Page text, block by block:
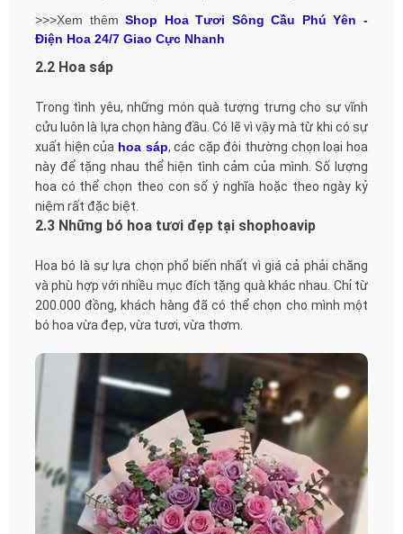
>>>Xem thêmShop Hoa Tươi Sông Cầu Phú Yên -
Điện Hoa 24/7 Giao Cực Nhanh
2.2 Hoa sáp
Trong tình yêu, những món quà tượng trưng cho sự vĩnh
cửu luôn là lựa chọn hàng đầu. Có lẽ vì vậy mà từ khi có sự
xuất hiện của hoa sáp, các cặp đôi thường chọn loại hoa
này để tặng nhau thể hiện tình cảm của mình. Số lượng
hoa có thể chọn theo con số ý nghĩa hoặc theo ngày kỷ
niệm rất đặc biệt.
2.3 Những bó hoa tươi đẹp tại shophoavip
Hoa bó là sự lựa chọn phổ biến nhất vì giá cả phải chăng
và phù hợp với nhiều mục đích tặng quà khác nhau. Chỉ từ
200.000 đồng, khách hàng đã có thể chọn cho mình một
bó hoa vừa đẹp, vừa tươi, vừa thơm.